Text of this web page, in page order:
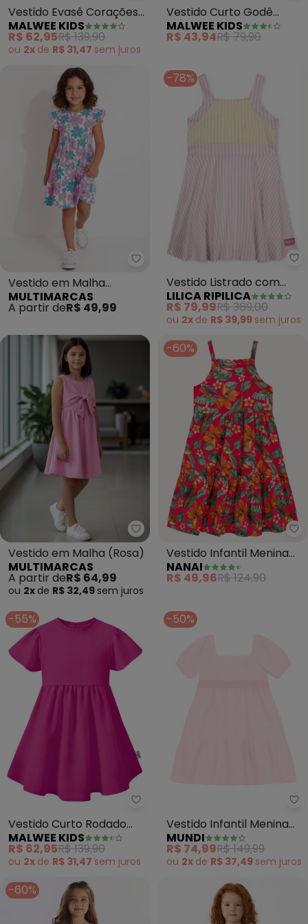
Vestido Evasê Corações
em Moletinho (Rosa
Claro)
MALWEE KIDS
R$ 62,95R$ 139,90
ou 2x de R$ 31,47 sem juros
Vestido Curto Godê
Floral (Rosa)
MALWEE KIDS
R$ 43,94R$ 79,90
Multimarcas - Vestido em
Vestido em Malha
Estampado (Rosa)
MULTIMARCAS
A partir deR$ 49,99
-78%
Vestido Listrado com
Alças Viscose
Menina(Rosa)
LILICA RIPILICA
R$ 79,99R$ 369,00
ou 2x de R$ 39,99 sem juros
Multimarcas - Vestido em
Vestido em Malha (Rosa)
MULTIMARCAS
A partir deR$ 64,99
ou 2x de R$ 32,49 sem juros
-60%
Vestido Infantil Menina
Tropical (Rosa)
NANAI
R$ 49,96R$ 124,90
-55%
Malwee Kids - Vestido Curto
Vestido Curto Rodado
Amarração (Rosa)
MALWEE KIDS
R$ 62,95R$ 139,90
ou 2x de R$ 31,47 sem juros
-50%
Vestido Infantil Menina
em Linho (Rosa)
MUNDI
R$ 74,99R$ 149,99
ou 2x de R$ 37,49 sem juros
-60%